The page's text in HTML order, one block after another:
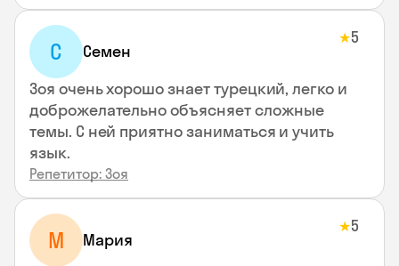
С Семен
★5
Зоя очень хорошо знает турецкий, легко и
доброжелательно объясняет сложные
темы. С ней приятно заниматься и учить
язык.
Репетитор: Зоя
М Мария
★5